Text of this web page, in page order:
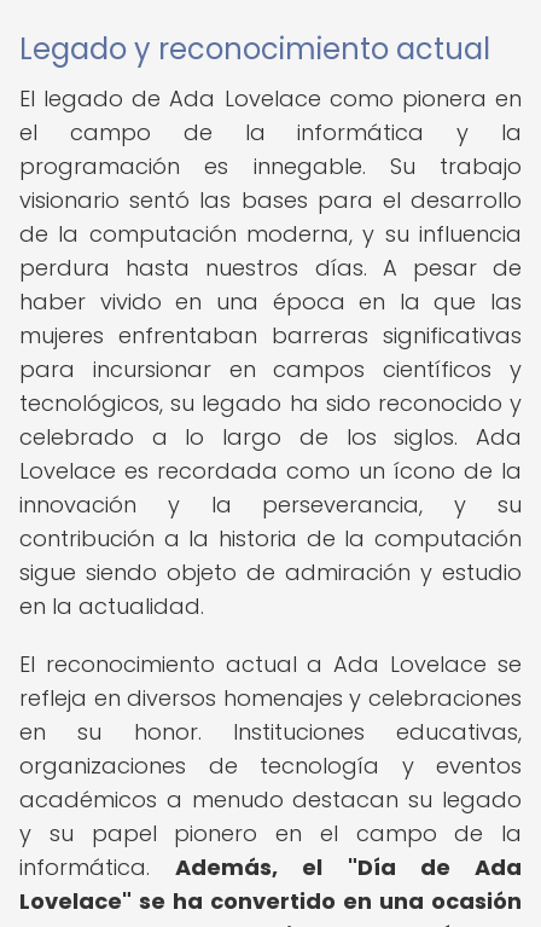
Legado y reconocimiento actual
El legado de Ada Lovelace como pionera en
el campo de la informática y la
programación es innegable. Su trabajo
visionario sentó las bases para el desarrollo
de la computación moderna, y su influencia
perdura hasta nuestros días. A pesar de
haber vivido en una época en la que las
mujeres enfrentaban barreras significativas
para incursionar en campos científicos y
tecnológicos, su legado ha sido reconocido y
celebrado a lo largo de los siglos. Ada
Lovelace es recordada como un ícono de la
innovación y la perseverancia, y su
contribución a la historia de la computación
sigue siendo objeto de admiración y estudio
en la actualidad.
El reconocimiento actual a Ada Lovelace se
refleja en diversos homenajes y celebraciones
en su honor. Instituciones educativas,
organizaciones de tecnología y eventos
académicos a menudo destacan su legado
y su papel pionero en el campo de la
informática.Además, el "Día de Ada
Lovelace" se ha convertido en una ocasión